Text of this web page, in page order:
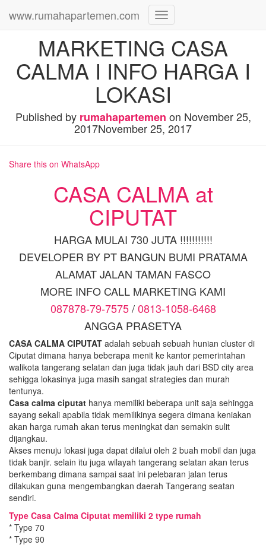
www.rumahapartemen.com
Toggle
MARKETING CASA
CALMA I INFO HARGA I
LOKASI
Published by rumahapartemen on November 25,
2017November 25, 2017
Share this on WhatsApp
CASA CALMA at
CIPUTAT
HARGA MULAI 730 JUTA !!!!!!!!!!!
DEVELOPER BY PT BANGUN BUMI PRATAMA
ALAMAT JALAN TAMAN FASCO
MORE INFO CALL MARKETING KAMI
087878-79-7575/0813-1058-6468
ANGGA PRASETYA
CASA CALMA CIPUTAT adalah sebuah sebuah hunian cluster di
Ciputat dimana hanya beberapa menit ke kantor pemerintahan
walikota tangerang selatan dan juga tidak jauh dari BSD city area
sehigga lokasinya juga masih sangat strategies dan murah
tentunya.
Casa calma ciputat hanya memiliki beberapa unit saja sehingga
sayang sekali apabila tidak memilikinya segera dimana keniakan
akan harga rumah akan terus meningkat dan semakin sulit
dijangkau.
Akses menuju lokasi juga dapat dilalui oleh 2 buah mobil dan juga
tidak banjir. selain itu juga wilayah tangerang selatan akan terus
berkembang dimana sampai saat ini pelebaran jalan terus
dilakukan guna mengembangkan daerah Tangerang seatan
sendiri.
Type Casa Calma Ciputat memiliki 2 type rumah
* Type 70
* Type 90